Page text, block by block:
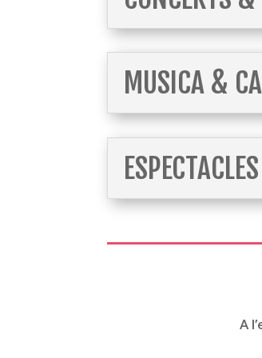
MUSICA &
ESPECTACLES
A